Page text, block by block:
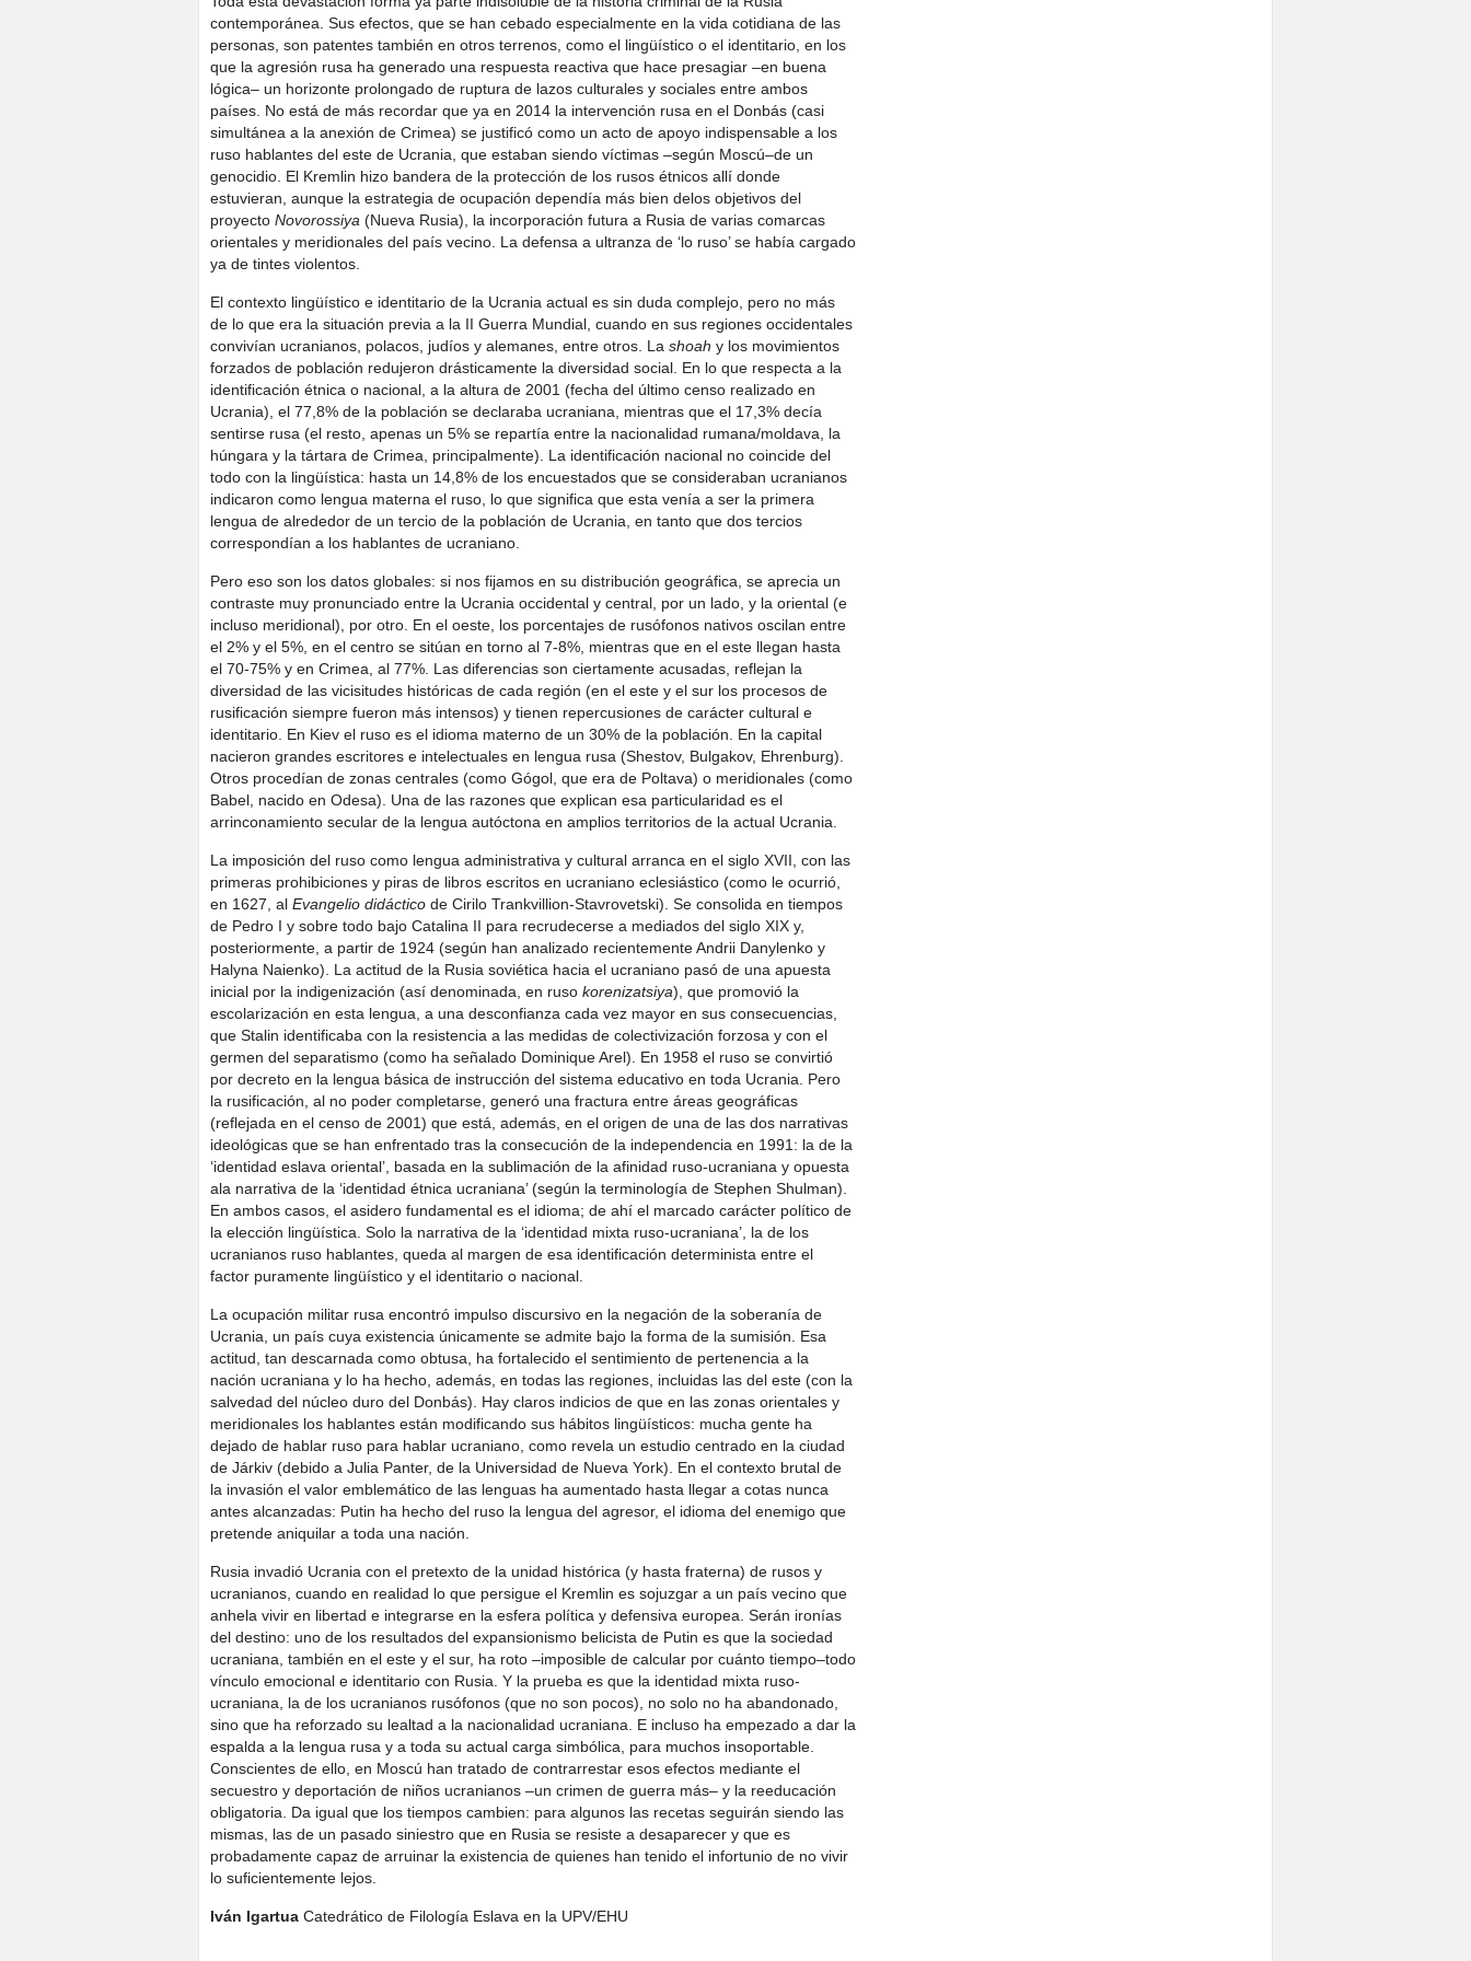
contemporánea. Sus efectos, que se han cebado especialmente en la vida cotidiana de las
personas, son patentes también en otros terrenos, como el lingüístico o el identitario, en los
que la agresión rusa ha generado una respuesta reactiva que hace presagiar –en buena
lógica– un horizonte prolongado de ruptura de lazos culturales y sociales entre ambos
países. No está de más recordar que ya en 2014 la intervención rusa en el Donbás (casi
simultánea a la anexión de Crimea) se justificó como un acto de apoyo indispensable a los
ruso hablantes del este de Ucrania, que estaban siendo víctimas –según Moscú–de un
genocidio. El Kremlin hizo bandera de la protección de los rusos étnicos allí donde
estuvieran, aunque la estrategia de ocupación dependía más bien delos objetivos del
proyecto Novorossiya (Nueva Rusia), la incorporación futura a Rusia de varias comarcas
orientales y meridionales del país vecino. La defensa a ultranza de ‘lo ruso’ se había cargado
ya de tintes violentos.
El contexto lingüístico e identitario de la Ucrania actual es sin duda complejo, pero no más
de lo que era la situación previa a la II Guerra Mundial, cuando en sus regiones occidentales
convivían ucranianos, polacos, judíos y alemanes, entre otros. La shoah y los movimientos
forzados de población redujeron drásticamente la diversidad social. En lo que respecta a la
identificación étnica o nacional, a la altura de 2001 (fecha del último censo realizado en
Ucrania), el 77,8% de la población se declaraba ucraniana, mientras que el 17,3% decía
sentirse rusa (el resto, apenas un 5% se repartía entre la nacionalidad rumana/moldava, la
húngara y la tártara de Crimea, principalmente). La identificación nacional no coincide del
todo con la lingüística: hasta un 14,8% de los encuestados que se consideraban ucranianos
indicaron como lengua materna el ruso, lo que significa que esta venía a ser la primera
lengua de alrededor de un tercio de la población de Ucrania, en tanto que dos tercios
correspondían a los hablantes de ucraniano.
Pero eso son los datos globales: si nos fijamos en su distribución geográfica, se aprecia un
contraste muy pronunciado entre la Ucrania occidental y central, por un lado, y la oriental (e
incluso meridional), por otro. En el oeste, los porcentajes de rusófonos nativos oscilan entre
el 2% y el 5%, en el centro se sitúan en torno al 7-8%, mientras que en el este llegan hasta
el 70-75% y en Crimea, al 77%. Las diferencias son ciertamente acusadas, reflejan la
diversidad de las vicisitudes históricas de cada región (en el este y el sur los procesos de
rusificación siempre fueron más intensos) y tienen repercusiones de carácter cultural e
identitario. En Kiev el ruso es el idioma materno de un 30% de la población. En la capital
nacieron grandes escritores e intelectuales en lengua rusa (Shestov, Bulgakov, Ehrenburg).
Otros procedían de zonas centrales (como Gógol, que era de Poltava) o meridionales (como
Babel, nacido en Odesa). Una de las razones que explican esa particularidad es el
arrinconamiento secular de la lengua autóctona en amplios territorios de la actual Ucrania.
La imposición del ruso como lengua administrativa y cultural arranca en el siglo XVII, con las
primeras prohibiciones y piras de libros escritos en ucraniano eclesiástico (como le ocurrió,
en 1627, al Evangelio didáctico de Cirilo Trankvillion-Stavrovetski). Se consolida en tiempos
de Pedro I y sobre todo bajo Catalina II para recrudecerse a mediados del siglo XIX y,
posteriormente, a partir de 1924 (según han analizado recientemente Andrii Danylenko y
Halyna Naienko). La actitud de la Rusia soviética hacia el ucraniano pasó de una apuesta
inicial por la indigenización (así denominada, en ruso korenizatsiya), que promovió la
escolarización en esta lengua, a una desconfianza cada vez mayor en sus consecuencias,
que Stalin identificaba con la resistencia a las medidas de colectivización forzosa y con el
germen del separatismo (como ha señalado Dominique Arel). En 1958 el ruso se convirtió
por decreto en la lengua básica de instrucción del sistema educativo en toda Ucrania. Pero
la rusificación, al no poder completarse, generó una fractura entre áreas geográficas
(reflejada en el censo de 2001) que está, además, en el origen de una de las dos narrativas
ideológicas que se han enfrentado tras la consecución de la independencia en 1991: la de la
‘identidad eslava oriental’, basada en la sublimación de la afinidad ruso-ucraniana y opuesta
ala narrativa de la ‘identidad étnica ucraniana’ (según la terminología de Stephen Shulman).
En ambos casos, el asidero fundamental es el idioma; de ahí el marcado carácter político de
la elección lingüística. Solo la narrativa de la ‘identidad mixta ruso-ucraniana’, la de los
ucranianos ruso hablantes, queda al margen de esa identificación determinista entre el
factor puramente lingüístico y el identitario o nacional.
La ocupación militar rusa encontró impulso discursivo en la negación de la soberanía de
Ucrania, un país cuya existencia únicamente se admite bajo la forma de la sumisión. Esa
actitud, tan descarnada como obtusa, ha fortalecido el sentimiento de pertenencia a la
nación ucraniana y lo ha hecho, además, en todas las regiones, incluidas las del este (con la
salvedad del núcleo duro del Donbás). Hay claros indicios de que en las zonas orientales y
meridionales los hablantes están modificando sus hábitos lingüísticos: mucha gente ha
dejado de hablar ruso para hablar ucraniano, como revela un estudio centrado en la ciudad
de Járkiv (debido a Julia Panter, de la Universidad de Nueva York). En el contexto brutal de
la invasión el valor emblemático de las lenguas ha aumentado hasta llegar a cotas nunca
antes alcanzadas: Putin ha hecho del ruso la lengua del agresor, el idioma del enemigo que
pretende aniquilar a toda una nación.
Rusia invadió Ucrania con el pretexto de la unidad histórica (y hasta fraterna) de rusos y
ucranianos, cuando en realidad lo que persigue el Kremlin es sojuzgar a un país vecino que
anhela vivir en libertad e integrarse en la esfera política y defensiva europea. Serán ironías
del destino: uno de los resultados del expansionismo belicista de Putin es que la sociedad
ucraniana, también en el este y el sur, ha roto –imposible de calcular por cuánto tiempo–todo
vínculo emocional e identitario con Rusia. Y la prueba es que la identidad mixta ruso-
ucraniana, la de los ucranianos rusófonos (que no son pocos), no solo no ha abandonado,
sino que ha reforzado su lealtad a la nacionalidad ucraniana. E incluso ha empezado a dar la
espalda a la lengua rusa y a toda su actual carga simbólica, para muchos insoportable.
Conscientes de ello, en Moscú han tratado de contrarrestar esos efectos mediante el
secuestro y deportación de niños ucranianos –un crimen de guerra más– y la reeducación
obligatoria. Da igual que los tiempos cambien: para algunos las recetas seguirán siendo las
mismas, las de un pasado siniestro que en Rusia se resiste a desaparecer y que es
probadamente capaz de arruinar la existencia de quienes han tenido el infortunio de no vivir
lo suficientemente lejos.
Iván Igartua Catedrático de Filología Eslava en la UPV/EHU